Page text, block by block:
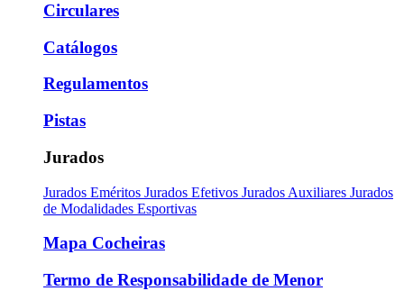
Circulares
Catálogos
Regulamentos
Pistas
Jurados
Jurados Eméritos Jurados Efetivos Jurados Auxiliares Jurados
de Modalidades Esportivas
Mapa Cocheiras
Termo de Responsabilidade de Menor